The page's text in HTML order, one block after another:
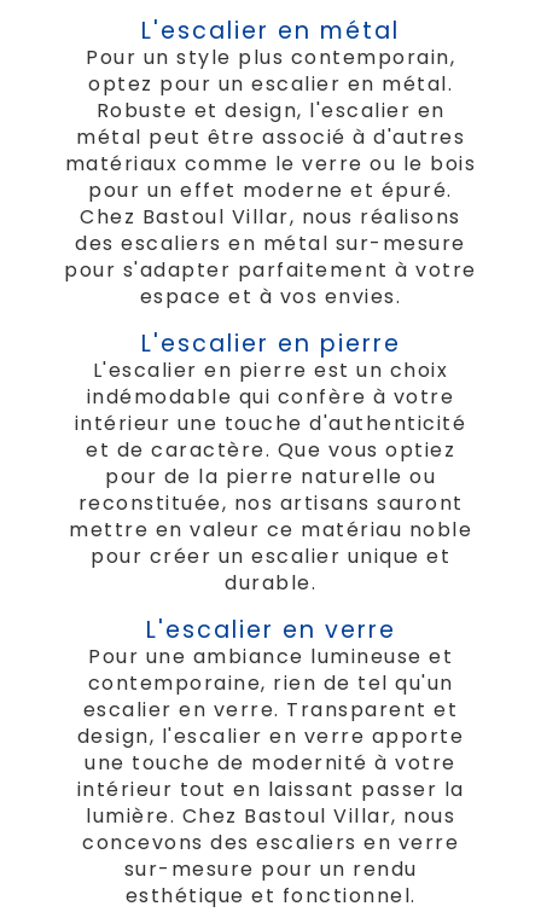
L'escalier en métal
Pour un style plus contemporain,
optez pour un escalier en métal.
Robuste et design, l'escalier en
métal peut être associé à d'autres
matériaux comme le verre ou le bois
pour un effet moderne et épuré.
Chez Bastoul Villar, nous réalisons
des escaliers en métal sur-mesure
pour s'adapter parfaitement à votre
espace et à vos envies.
L'escalier en pierre
L'escalier en pierre est un choix
indémodable qui confère à votre
intérieur une touche d'authenticité
et de caractère. Que vous optiez
pour de la pierre naturelle ou
reconstituée, nos artisans sauront
mettre en valeur ce matériau noble
pour créer un escalier unique et
durable.
L'escalier en verre
Pour une ambiance lumineuse et
contemporaine, rien de tel qu'un
escalier en verre. Transparent et
design, l'escalier en verre apporte
une touche de modernité à votre
intérieur tout en laissant passer la
lumière. Chez Bastoul Villar, nous
concevons des escaliers en verre
sur-mesure pour un rendu
esthétique et fonctionnel.